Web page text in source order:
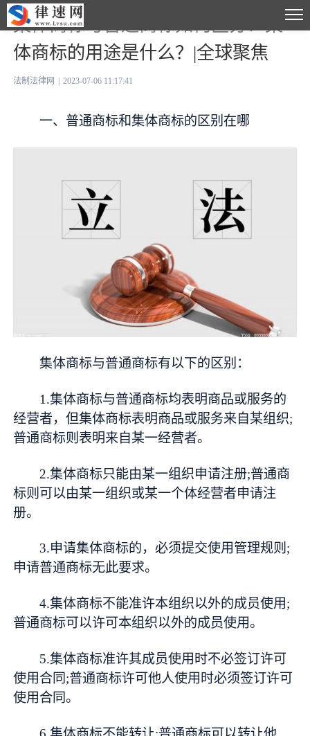
集体商标与普通商标如何区分？集
体商标的用途是什么？|全球聚焦
法制法律网 2023-07-06 11:17:41
一、普通商标和集体商标的区别在哪
集体商标与普通商标有以下的区别：
1.集体商标与普通商标均表明商品或服务的
经营者，但集体商标表明商品或服务来自某组织;
普通商标则表明来自某一经营者。
2.集体商标只能由某一组织申请注册;普通商
标则可以由某一组织或某一个体经营者申请注
册。
3.申请集体商标的，必须提交使用管理规则;
申请普通商标无此要求。
4.集体商标不能准许本组织以外的成员使用;
普通商标可以许可本组织以外的成员使用。
5.集体商标准许其成员使用时不必签订许可
使用合同;普通商标许可他人使用时必须签订许可
使用合同。